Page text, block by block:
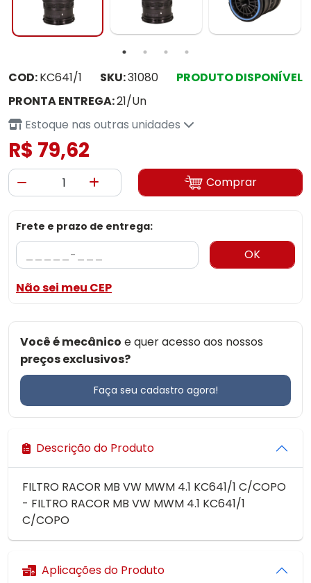
COD:KC641/1 SKU:31080
PRODUTO DISPONÍVEL
PRONTA ENTREGA:21/Un
Estoque nas outras unidades
R$ 79,62
Comprar
Frete e prazo de entrega:
OK
Não sei meu CEP
Você é mecânico e quer acesso aos nossos
preços exclusivos?
Faça seu cadastro agora!
Descrição do Produto
FILTRO RACOR MB VW MWM 4.1 KC641/1 C/COPO
- FILTRO RACOR MB VW MWM 4.1 KC641/1
C/COPO
Aplicações do Produto